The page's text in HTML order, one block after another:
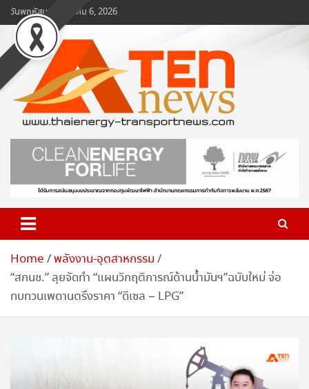
Skip
to
content
วันพฤหัสบดี, สิงหาคม 6, 2026
www.ten-news.com
ข่าวพลังงานและคมนาคม
Home พลังงาน-อุตสาหกรรม
“สกนช.” ลุยจัดทำ “แผนวิกฤติการณ์ด้านน้ำมันฯ”ฉบับใหม่ จ่อ
ทบทวนเพดานตรึงราคา “ดีเซล – LPG”